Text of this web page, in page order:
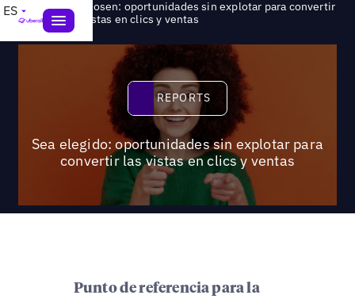
ES Reports>Be chosen: oportunidades sin explotar para convertir
las vistas en clics y ventas
Reports
REPORTS
Sea elegido: oportunidades sin explotar para
convertir las vistas en clics y ventas
Punto de referencia para la